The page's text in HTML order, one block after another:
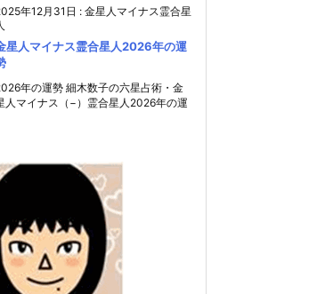
年12月31日 : 金星人マイナス霊合星
星人マイナス霊合星人2026年の運
年の運勢 細木数子の六星占術・金
人マイナス（−）霊合星人2026年の運